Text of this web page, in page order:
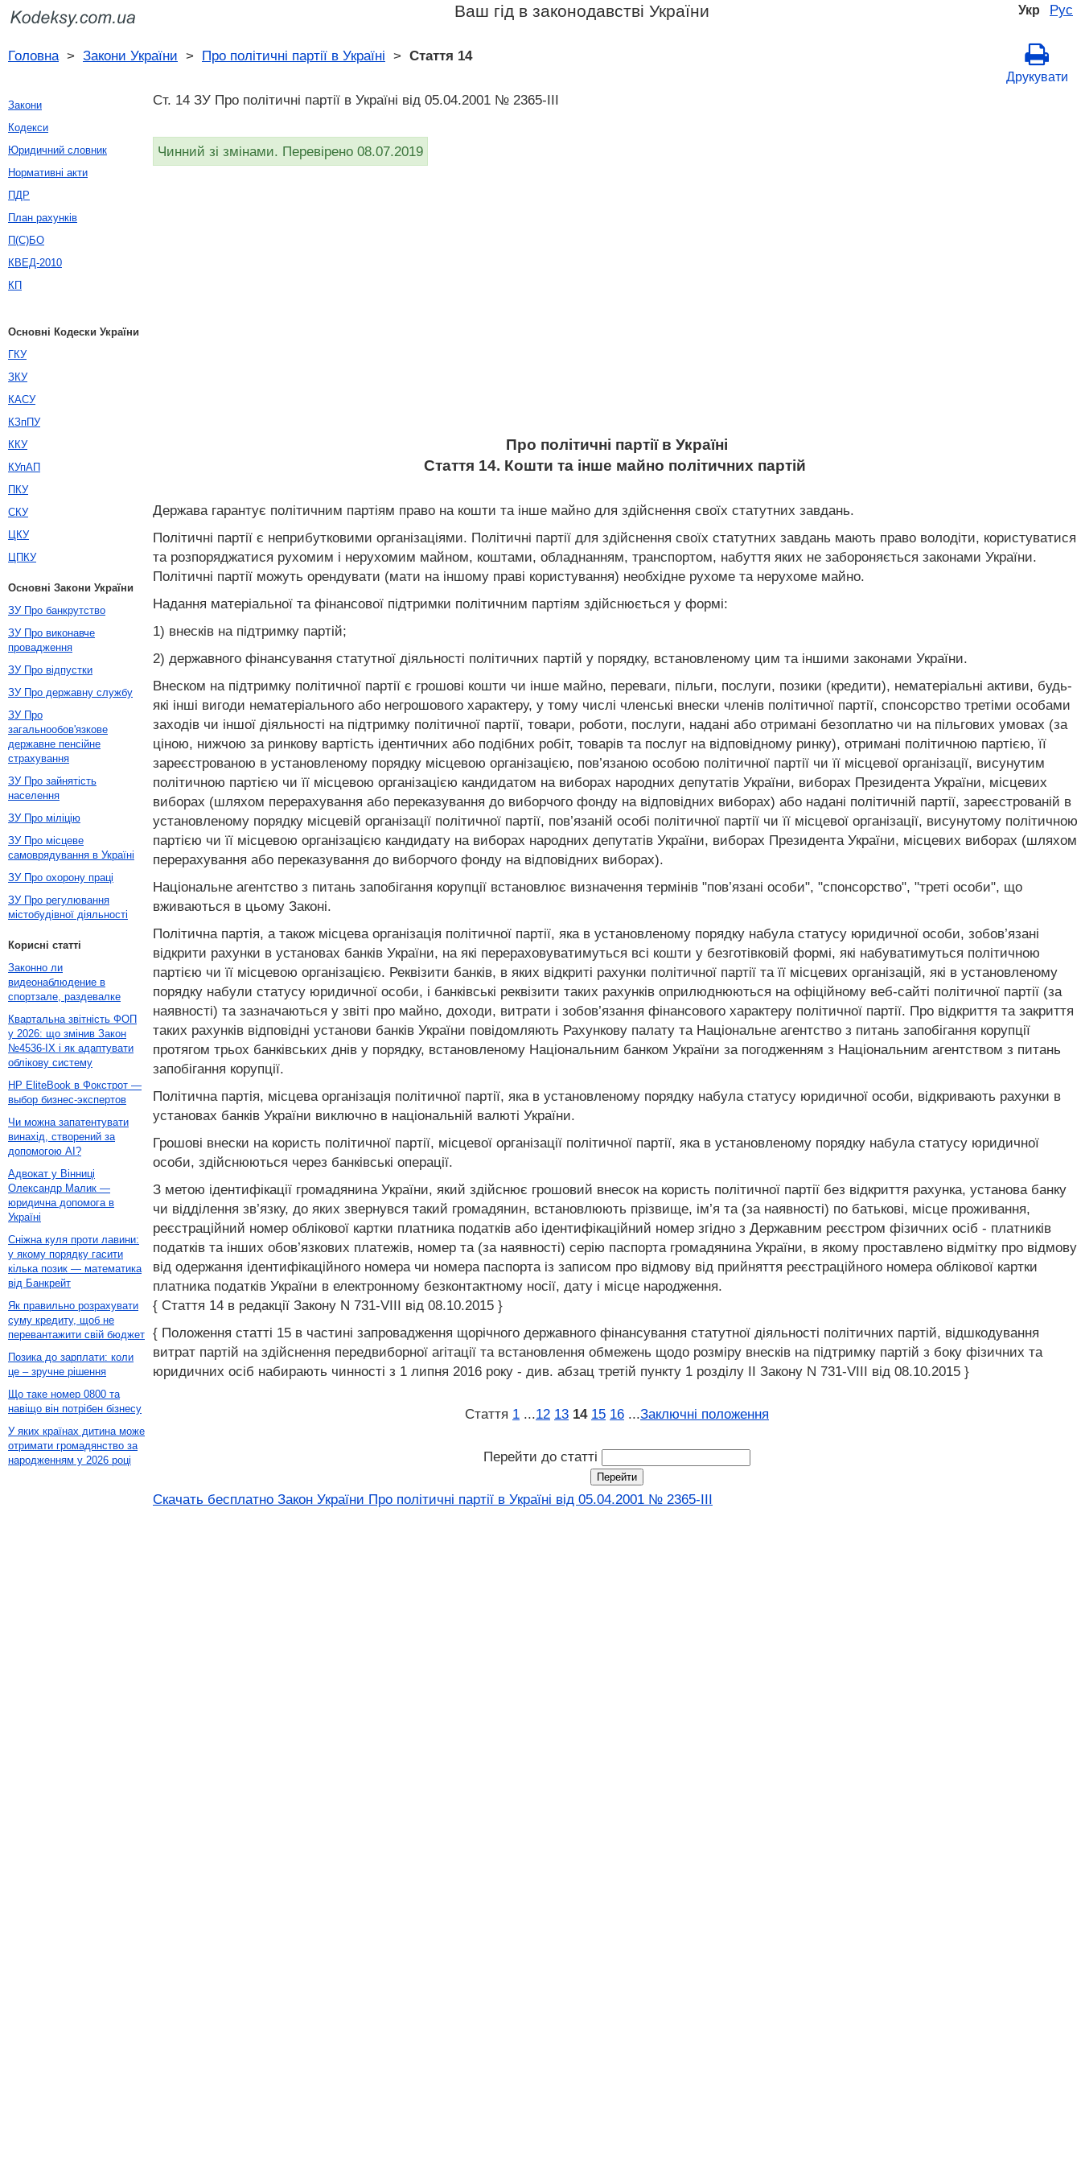
Укр Рус
Ваш гід в законодавстві України
Головна> Закони України > Про політичні партії в Україні > Стаття 14
Друкувати
Ст. 14 ЗУ Про політичні партії в Україні від 05.04.2001 № 2365-III
Чинний зі змінами. Перевірено 08.07.2019
Про політичні партії в Україні
Стаття 14. Кошти та інше майно політичних партій
Держава гарантує політичним партіям право на кошти та інше майно для здійснення своїх статутних завдань.
Політичні партії є неприбутковими організаціями. Політичні партії для здійснення своїх статутних завдань мають право володіти, користуватися
та розпоряджатися рухомим і нерухомим майном, коштами, обладнанням, транспортом, набуття яких не забороняється законами України.
Політичні партії можуть орендувати (мати на іншому праві користування) необхідне рухоме та нерухоме майно.
Надання матеріальної та фінансової підтримки політичним партіям здійснюється у формі:
1) внесків на підтримку партій;
2) державного фінансування статутної діяльності політичних партій у порядку, встановленому цим та іншими законами України.
Внеском на підтримку політичної партії є грошові кошти чи інше майно, переваги, пільги, послуги, позики (кредити), нематеріальні активи, будь-
які інші вигоди нематеріального або негрошового характеру, у тому числі членські внески членів політичної партії, спонсорство третіми особами
заходів чи іншої діяльності на підтримку політичної партії, товари, роботи, послуги, надані або отримані безоплатно чи на пільгових умовах (за
ціною, нижчою за ринкову вартість ідентичних або подібних робіт, товарів та послуг на відповідному ринку), отримані політичною партією, її
зареєстрованою в установленому порядку місцевою організацією, пов’язаною особою політичної партії чи її місцевої організації, висунутим
політичною партією чи її місцевою організацією кандидатом на виборах народних депутатів України, виборах Президента України, місцевих
виборах (шляхом перерахування або переказування до виборчого фонду на відповідних виборах) або надані політичній партії, зареєстрованій в
установленому порядку місцевій організації політичної партії, пов’язаній особі політичної партії чи її місцевої організації, висунутому політичною
партією чи її місцевою організацією кандидату на виборах народних депутатів України, виборах Президента України, місцевих виборах (шляхом
перерахування або переказування до виборчого фонду на відповідних виборах).
Національне агентство з питань запобігання корупції встановлює визначення термінів "пов’язані особи", "спонсорство", "треті особи", що
вживаються в цьому Законі.
Політична партія, а також місцева організація політичної партії, яка в установленому порядку набула статусу юридичної особи, зобов’язані
відкрити рахунки в установах банків України, на які перераховуватимуться всі кошти у безготівковій формі, які набуватимуться політичною
партією чи її місцевою організацією. Реквізити банків, в яких відкриті рахунки політичної партії та її місцевих організацій, які в установленому
порядку набули статусу юридичної особи, і банківські реквізити таких рахунків оприлюднюються на офіційному веб-сайті політичної партії (за
наявності) та зазначаються у звіті про майно, доходи, витрати і зобов’язання фінансового характеру політичної партії. Про відкриття та закриття
таких рахунків відповідні установи банків України повідомляють Рахункову палату та Національне агентство з питань запобігання корупції
протягом трьох банківських днів у порядку, встановленому Національним банком України за погодженням з Національним агентством з питань
запобігання корупції.
Політична партія, місцева організація політичної партії, яка в установленому порядку набула статусу юридичної особи, відкривають рахунки в
установах банків України виключно в національній валюті України.
Грошові внески на користь політичної партії, місцевої організації політичної партії, яка в установленому порядку набула статусу юридичної
особи, здійснюються через банківські операції.
З метою ідентифікації громадянина України, який здійснює грошовий внесок на користь політичної партії без відкриття рахунка, установа банку
чи відділення зв’язку, до яких звернувся такий громадянин, встановлюють прізвище, ім’я та (за наявності) по батькові, місце проживання,
реєстраційний номер облікової картки платника податків або ідентифікаційний номер згідно з Державним реєстром фізичних осіб - платників
податків та інших обов’язкових платежів, номер та (за наявності) серію паспорта громадянина України, в якому проставлено відмітку про відмову
від одержання ідентифікаційного номера чи номера паспорта із записом про відмову від прийняття реєстраційного номера облікової картки
платника податків України в електронному безконтактному носії, дату і місце народження.
{ Стаття 14 в редакції Закону N 731-VIII від 08.10.2015 }
{ Положення статті 15 в частині запровадження щорічного державного фінансування статутної діяльності політичних партій, відшкодування
витрат партій на здійснення передвиборної агітації та встановлення обмежень щодо розміру внесків на підтримку партій з боку фізичних та
юридичних осіб набирають чинності з 1 липня 2016 року - див. абзац третій пункту 1 розділу II Закону N 731-VIII від 08.10.2015 }
Стаття 1 ...12 13 14 15 16 ...Заключні положення
Перейти до статті
Скачать бесплатно Закон України Про політичні партії в Україні від 05.04.2001 № 2365-III
Закони
Кодекси
Юридичний словник
Нормативні акти
ПДР
План рахунків
П(С)БО
КВЕД-2010
КП
Основні Кодески України
ГКУ
ЗКУ
КАСУ
КЗпПУ
ККУ
КУпАП
ПКУ
СКУ
ЦКУ
ЦПКУ
Основні Закони України
ЗУ Про банкрутство
ЗУ Про виконавче
провадження
ЗУ Про відпустки
ЗУ Про державну службу
ЗУ Про
загальнообов'язкове
державне пенсійне
страхування
ЗУ Про зайнятість
населення
ЗУ Про міліцію
ЗУ Про місцеве
самоврядування в Україні
ЗУ Про охорону праці
ЗУ Про регулювання
містобудівної діяльності
Корисні статті
Законно ли
видеонаблюдение в
спортзале, раздевалке
Квартальна звітність ФОП
у 2026: що змінив Закон
№4536-IX і як адаптувати
облікову систему
HP EliteBook в Фокстрот —
выбор бизнес-экспертов
Чи можна запатентувати
винахід, створений за
допомогою AI?
Адвокат у Вінниці
Олександр Малик —
юридична допомога в
Україні
Сніжна куля проти лавини:
у якому порядку гасити
кілька позик — математика
від Банкрейт
Як правильно розрахувати
суму кредиту, щоб не
перевантажити свій бюджет
Позика до зарплати: коли
це – зручне рішення
Що таке номер 0800 та
навіщо він потрібен бізнесу
У яких країнах дитина може
отримати громадянство за
народженням у 2026 році